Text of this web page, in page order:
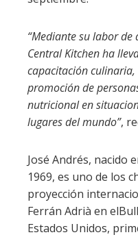
“Mediante su labor
Central Kitchen ha
capacitación
promoción de
nutricional en
lugares del mundo”,
José Andrés, nacido
1969, es uno de los
proyección
Ferrán Adrià en
Estados Unidos,